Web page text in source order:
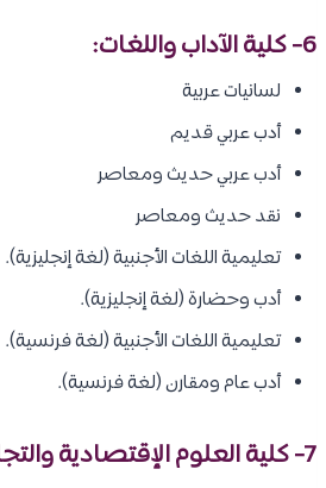
6- كلية الآداب واللغات:
لسانيات عربية
أدب عربي قديم
أدب عربي حديث ومعاصر
نقد حديث ومعاصر
تعليمية اللغات الأجنبية (لغة إنجليزية).
أدب وحضارة (لغة إنجليزية).
تعليمية اللغات الأجنبية (لغة فرنسية).
أدب عام ومقارن (لغة فرنسية).
7- كلية العلوم الإقتصادية والتجارية وعلوم التسيير: